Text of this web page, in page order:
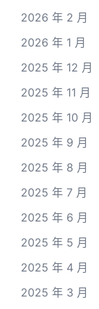
2026 年 2 月
2026 年 1 月
2025 年 12 月
2025 年 11 月
2025 年 10 月
2025 年 9 月
2025 年 8 月
2025 年 7 月
2025 年 6 月
2025 年 5 月
2025 年 4 月
2025 年 3 月